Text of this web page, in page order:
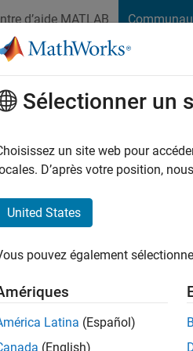
d’aide MATLAB
File Exchange Cody
Last seen: 3 mois il
Followers:0
Sélectionner un
un site web pour
D’après votre position,
United States
pouvez également
Latina (Español)
(English)